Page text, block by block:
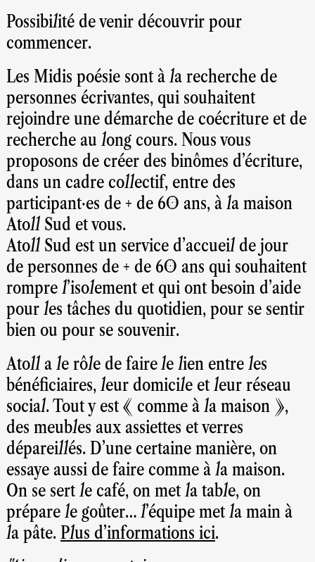
Possibilité de venir découvrir pour
commencer.
Les Midis poésie sont à la recherche de
personnes écrivantes, qui souhaitent
rejoindre une démarche de coécriture et de
recherche au long cours. Nous vous
proposons de créer des binômes d’écriture,
dans un cadre collectif, entre des
participant·es de + de 60 ans, à la maison
Atoll Sud et vous.
Atoll Sud est un service d’accueil de jour
de personnes de + de 60 ans qui souhaitent
rompre l’isolement et qui ont besoin d’aide
pour les tâches du quotidien, pour se sentir
bien ou pour se souvenir.
Atoll a le rôle de faire le lien entre les
bénéficiaires, leur domicile et leur réseau
social. Tout y est « comme à la maison »,
des meubles aux assiettes et verres
dépareillés. D’une certaine manière, on
essaye aussi de faire comme à la maison.
On se sert le café, on met la table, on
prépare le goûter… l’équipe met la main à
la pâte. Plus d’informations ici.